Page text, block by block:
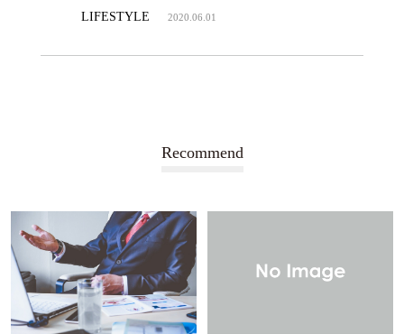
付利率の引き下げがされています。
LIFESTYLE 2020.06.01
Recommend